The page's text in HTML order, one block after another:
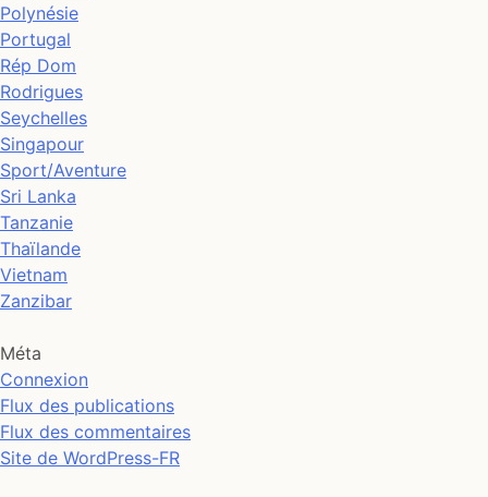
Polynésie
Portugal
Rép Dom
Rodrigues
Seychelles
Singapour
Sport/Aventure
Sri Lanka
Tanzanie
Thaïlande
Vietnam
Zanzibar
Méta
Connexion
Flux des publications
Flux des commentaires
Site de WordPress-FR